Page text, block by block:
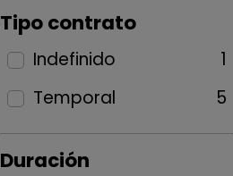
Tipo contrato
Indefinido
1
Temporal
5
Duración